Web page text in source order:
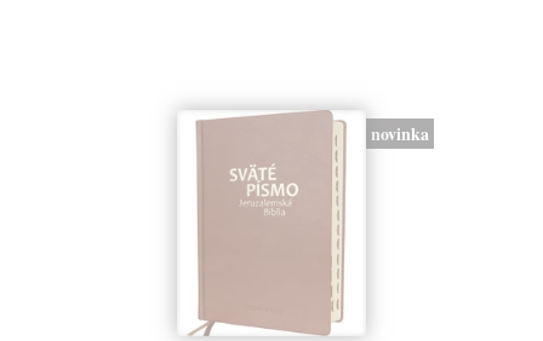
novinka